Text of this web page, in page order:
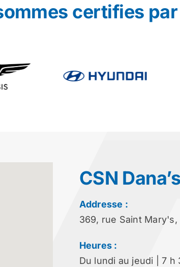
certifies
CSN
Addresse :
369, rue Saint
Heures :
Du lundi au jeudi | 7 h